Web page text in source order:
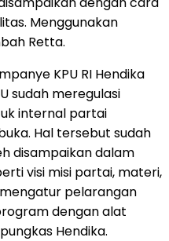
Menggunakan
Retta.
KPU RI Hendika
sudah meregulasi
internal partai
Hal tersebut sudah
disampaikan dalam
visi misi partai, materi,
pelarangan
dengan alat
Hendika.